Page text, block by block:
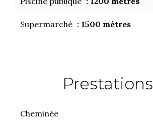
Supermarché 1500 mètres
Prestations
Cheminée